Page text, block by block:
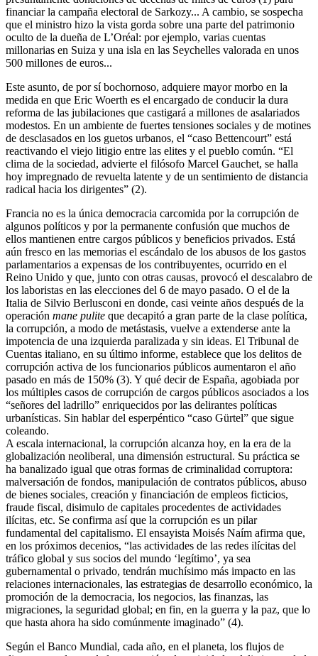
financiar la campaña electoral de Sarkozy... A cambio, se sospecha
que el ministro hizo la vista gorda sobre una parte del patrimonio
oculto de la dueña de L’Oréal: por ejemplo, varias cuentas
millonarias en Suiza y una isla en las Seychelles valorada en unos
500 millones de euros...
Este asunto, de por sí bochornoso, adquiere mayor morbo en la
medida en que Eric Woerth es el encargado de conducir la dura
reforma de las jubilaciones que castigará a millones de asalariados
modestos. En un ambiente de fuertes tensiones sociales y de motines
de desclasados en los guetos urbanos, el “caso Bettencourt” está
reactivando el viejo litigio entre las elites y el pueblo común. “El
clima de la sociedad, advierte el filósofo Marcel Gauchet, se halla
hoy impregnado de revuelta latente y de un sentimiento de distancia
radical hacia los dirigentes” (2).
Francia no es la única democracia carcomida por la corrupción de
algunos políticos y por la permanente confusión que muchos de
ellos mantienen entre cargos públicos y beneficios privados. Está
aún fresco en las memorias el escándalo de los abusos de los gastos
parlamentarios a expensas de los contribuyentes, ocurrido en el
Reino Unido y que, junto con otras causas, provocó el descalabro de
los laboristas en las elecciones del 6 de mayo pasado. O el de la
Italia de Silvio Berlusconi en donde, casi veinte años después de la
operación mane pulite que decapitó a gran parte de la clase política,
la corrupción, a modo de metástasis, vuelve a extenderse ante la
impotencia de una izquierda paralizada y sin ideas. El Tribunal de
Cuentas italiano, en su último informe, establece que los delitos de
corrupción activa de los funcionarios públicos aumentaron el año
pasado en más de 150% (3). Y qué decir de España, agobiada por
los múltiples casos de corrupción de cargos públicos asociados a los
“señores del ladrillo” enriquecidos por las delirantes políticas
urbanísticas. Sin hablar del esperpéntico “caso Gürtel” que sigue
coleando.
A escala internacional, la corrupción alcanza hoy, en la era de la
globalización neoliberal, una dimensión estructural. Su práctica se
ha banalizado igual que otras formas de criminalidad corruptora:
malversación de fondos, manipulación de contratos públicos, abuso
de bienes sociales, creación y financiación de empleos ficticios,
fraude fiscal, disimulo de capitales procedentes de actividades
ilícitas, etc. Se confirma así que la corrupción es un pilar
fundamental del capitalismo. El ensayista Moisés Naím afirma que,
en los próximos decenios, “las actividades de las redes ilícitas del
tráfico global y sus socios del mundo ‘legítimo’, ya sea
gubernamental o privado, tendrán muchísimo más impacto en las
relaciones internacionales, las estrategias de desarrollo económico, la
promoción de la democracia, los negocios, las finanzas, las
migraciones, la seguridad global; en fin, en la guerra y la paz, que lo
que hasta ahora ha sido comúnmente imaginado” (4).
Según el Banco Mundial, cada año, en el planeta, los flujos de